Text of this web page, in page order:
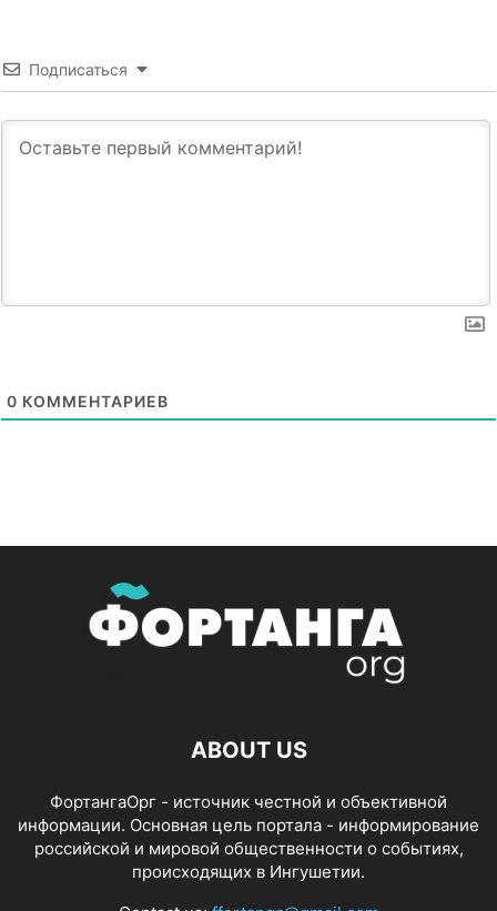
Подписаться
0 КОММЕНТАРИЕВ
ABOUT US
ФортангаОрг - источник честной и объективной
информации. Основная цель портала - информирование
российской и мировой общественности о событиях,
происходящих в Ингушетии.